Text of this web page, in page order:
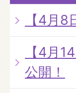
【4月
【4月
公開！